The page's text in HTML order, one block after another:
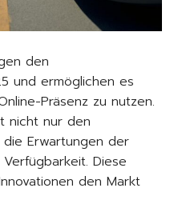
den
und ermöglichen es
Präsenz zu nutzen.
nicht nur den
Erwartungen der
Diese
den Markt